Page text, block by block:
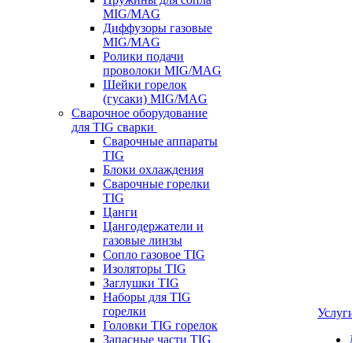
MIG/MAG
Диффузоры газовые
MIG/MAG
Ролики подачи
проволоки MIG/MAG
Шейки горелок
(гусаки) MIG/MAG
Сварочное оборудование
для TIG сварки
Сварочные аппараты
TIG
Блоки охлаждения
Сварочные горелки
TIG
Цанги
Цангодержатели и
газовые линзы
Сопло газовое TIG
Изоляторы TIG
Заглушки TIG
Наборы для TIG
горелки
Головки TIG горелок
Запасные части TIG